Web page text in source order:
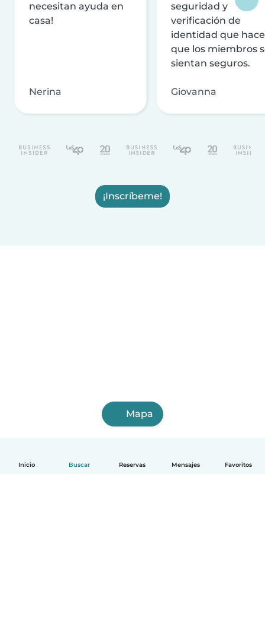
Inicio Buscar Reservas Mensajes Favoritos
necesitan ayuda en
casa!
Nerina
seguridad y
verificación de
identidad que
que los miembros
sientan seguros.
Giovanna
¡Inscríbeme!
Mapa